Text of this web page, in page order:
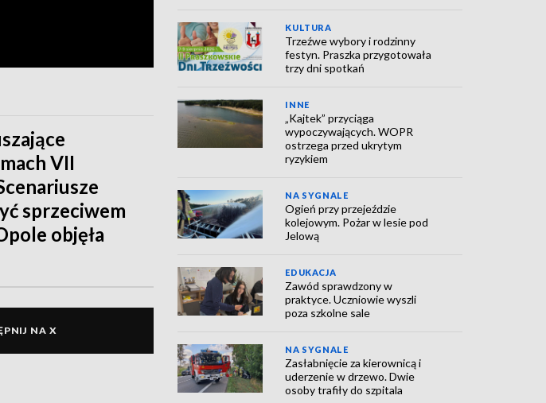
VII
sprzeciwem
objęła
NA X
KULTURA
Trzeźwe wybory i rodzinny
festyn. Praszka przygotowała
trzy dni spotkań
INNE
„Kajtek” przyciąga
wypoczywających. WOPR
ostrzega przed ukrytym
ryzykiem
NA SYGNALE
Ogień przy przejeździe
kolejowym. Pożar w lesie pod
Jelową
EDUKACJA
Zawód sprawdzony w
praktyce. Uczniowie wyszli
poza szkolne sale
NA SYGNALE
Zasłabnięcie za kierownicą i
uderzenie w drzewo. Dwie
osoby trafiły do szpitala